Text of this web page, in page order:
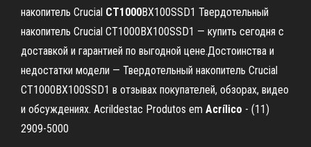
накопитель Crucial CT1000BX100SSD1 Твердотельный
накопитель Crucial CT1000BX100SSD1 — купить сегодня c
доставкой и гарантией по выгодной цене.Достоинства и
недостатки модели — Твердотельный накопитель Crucial
CT1000BX100SSD1 в отзывах покупателей, обзорах, видео
и обсуждениях. Acrildestac Produtos em Acrílico - (11)
2909-5000